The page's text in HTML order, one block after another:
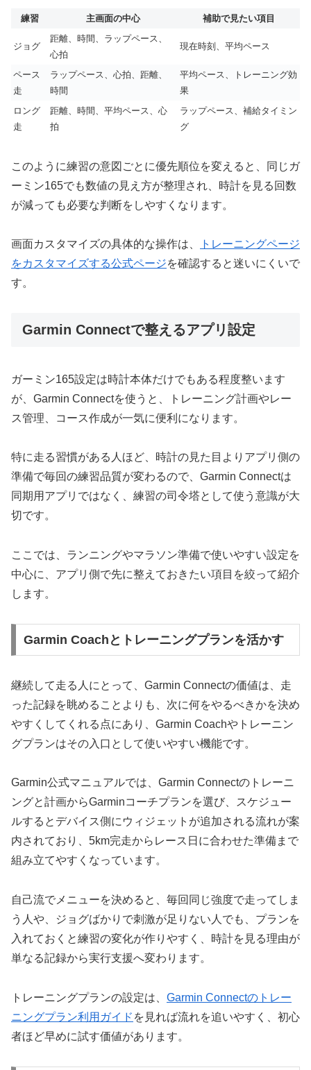
練習 主画面の中心 補助で見たい項目
ジョグ
距離、時間、ラップペース、
心拍
現在時刻、平均ペース
ペース
走
ラップペース、心拍、距離、
時間
平均ペース、トレーニング効
果
ロング
走
距離、時間、平均ペース、心
拍
ラップペース、補給タイミン
グ
このように練習の意図ごとに優先順位を変えると、同じガ
ーミン165でも数値の見え方が整理され、時計を見る回数
が減っても必要な判断をしやすくなります。
画面カスタマイズの具体的な操作は、
トレーニングページ
をカスタマイズする公式ページを確認すると迷いにくいで
す。
Garmin Connectで整えるアプリ設定
ガーミン165設定は時計本体だけでもある程度整います
が、Garmin Connectを使うと、トレーニング計画やレー
ス管理、コース作成が一気に便利になります。
特に走る習慣がある人ほど、時計の見た目よりアプリ側の
準備で毎回の練習品質が変わるので、Garmin Connectは
同期用アプリではなく、練習の司令塔として使う意識が大
切です。
ここでは、ランニングやマラソン準備で使いやすい設定を
中心に、アプリ側で先に整えておきたい項目を絞って紹介
します。
Garmin Coachとトレーニングプランを活かす
継続して走る人にとって、Garmin Connectの価値は、走
った記録を眺めることよりも、次に何をやるべきかを決め
やすくしてくれる点にあり、Garmin Coachやトレーニン
グプランはその入口として使いやすい機能です。
Garmin公式マニュアルでは、Garmin Connectのトレーニ
ングと計画からGarminコーチプランを選び、スケジュー
ルするとデバイス側にウィジェットが追加される流れが案
内されており、5km完走からレース日に合わせた準備まで
組み立てやすくなっています。
自己流でメニューを決めると、毎回同じ強度で走ってしま
う人や、ジョグばかりで刺激が足りない人でも、プランを
入れておくと練習の変化が作りやすく、時計を見る理由が
単なる記録から実行支援へ変わります。
トレーニングプランの設定は、 Garmin Connectのトレー
ニングプラン利用ガイド を見れば流れを追いやすく、初心
者ほど早めに試す価値があります。